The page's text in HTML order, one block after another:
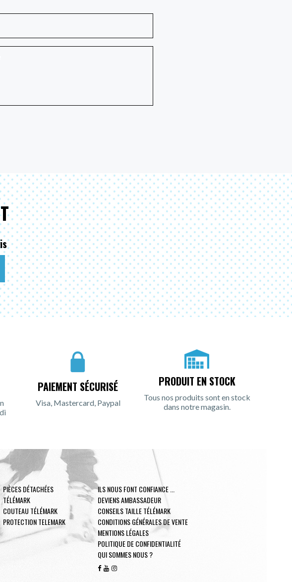
PAIEMENT SÉCURISÉ
Visa, Mastercard, Paypal
PRODUIT EN STOCK
Tous nos produits sont en stock
dans notre magasin.
PIÈCES DÉTACHÉES
TÉLÉMARK
COUTEAU TÉLÉMARK
PROTECTION TELEMARK
ILS NOUS FONT CONFIANCE ...
DEVIENS AMBASSADEUR
CONSEILS TAILLE TÉLÉMARK
CONDITIONS GÉNÉRALES DE VENTE
MENTIONS LÉGALES
POLITIQUE DE CONFIDENTIALITÉ
QUI SOMMES NOUS ?